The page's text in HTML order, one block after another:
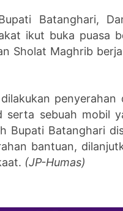
Batanghari,
ikut buka puasa
Sholat Maghrib
serta sebuah mobil
Bupati Batanghari
bantuan,
(JP-Humas)